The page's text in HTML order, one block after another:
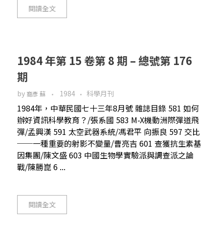
閱讀全文
1984 年第 15 卷第 8 期 – 總號第 176
期
by 裔彥 蘇 1984 科學月刊
1984年，中華民國七十三年8月號 雜誌目錄 581 如何
辦好資訊科學教育？/張系國 583 M-X機動洲際彈道飛
彈/孟興漢 591 太空武器系統/馮君平 向振良 597 交比
──一種重要的射影不變量/曹亮吉 601 查獲抗生素基
因集團/陳文盛 603 中國生物學實驗派與調查派之論
戰/陳勝崑 6 ...
閱讀全文